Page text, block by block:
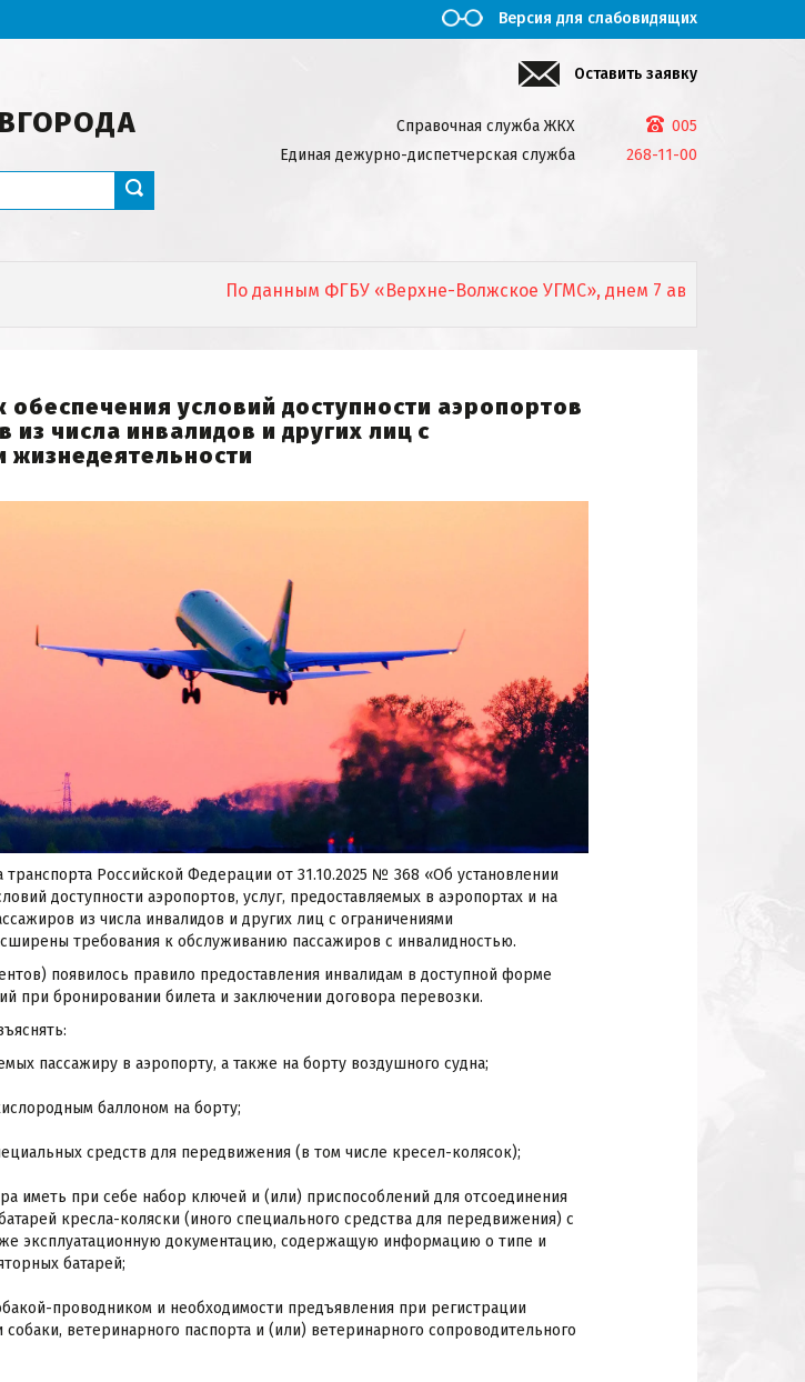
Версия для слабовидящих
Оставить заявку
Справочная служба ЖКХ
005
Единая дежурно-диспетчерская служба
268-11-00
По данным ФГБУ «Верхне-Волжское УГМС», днем 7 августа 2026г.
условий доступности аэропортов
из числа инвалидов и других лиц с
жизнедеятельности
Российской Федерации от 31.10.2025 № 368 «Об установлении
доступности аэропортов, услуг‚ предоставляемых в аэропортах и на
из числа инвалидов и других лиц с ограничениями
требования к обслуживанию пассажиров с инвалидностью.
появилось правило предоставления инвалидам в доступной форме
при бронировании билета и заключении договора перевозки.
пассажиру в аэропорту, а также на борту воздушного судна;
баллоном на борту;
средств для передвижения (в том числе кресел-колясок);
иметь при себе набор ключей и (или) приспособлений для отсоединения
кресла-коляски (иного специального средства для передвижения) с
эксплуатационную документацию, содержащую информацию о типе и
батарей;
проводником и необходимости предъявления при регистрации
ветеринарного паспорта и (или) ветеринарного сопроводительного